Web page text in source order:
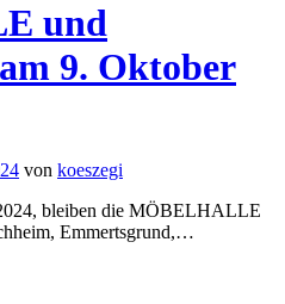
und
9. Oktober
von koeszegi
bleiben die MÖBELHALLE
Emmertsgrund,…